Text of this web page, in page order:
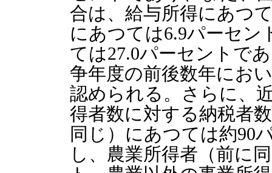
合は、給与所得にあつ
にあつては6.9パーセン
ては27.0パーセントで
争年度の前後数年にお
認められる。さらに、
得者数に対する納税者
同じ）にあつては約90
し、農業所得者（前に